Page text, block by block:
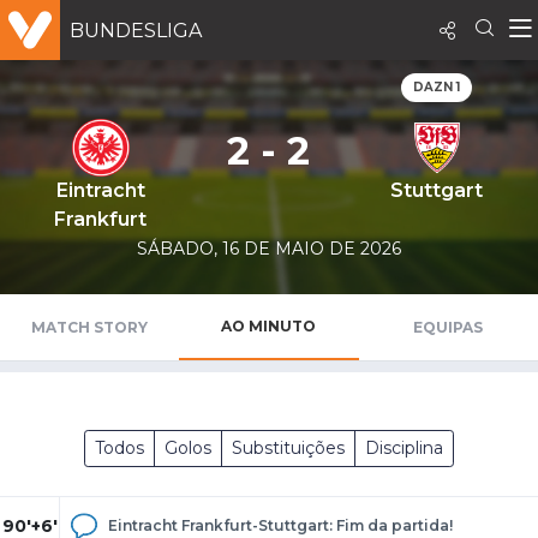
BUNDESLIGA
DAZN 1
Eintracht
Frankfurt
2 - 2
Stuttgart
SÁBADO, 16 DE MAIO DE 2026
MATCH STORY AO MINUTO EQUIPAS
Todos Golos Substituições Disciplina
90'+6' Eintracht Frankfurt-Stuttgart: Fim da partida!